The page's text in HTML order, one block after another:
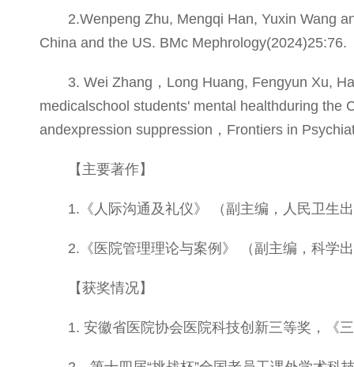
2.Wenpeng Zhu, Mengqi Han, Yuxin Wang
China and the US. BMc Mephrology(2024)25:76.
3. Wei Zhang，Long Huang, Fengyun Xu,
medicalschool students' mental healthduring the
andexpression suppression，Frontiers in
【主要著作】
1.《人际沟通及礼仪》 （副主编，人民卫生
2.《医院管理理论与案例》 （副主编，科学
【获奖情况】
1. 安徽省医院协会医院科技创新三等奖，《